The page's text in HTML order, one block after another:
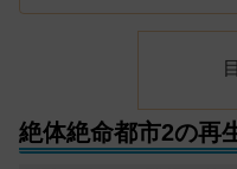
絶体絶命都市2の再